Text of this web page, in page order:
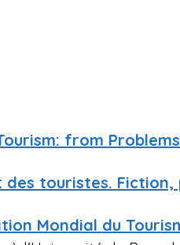
from
des touristes.
Mondial du